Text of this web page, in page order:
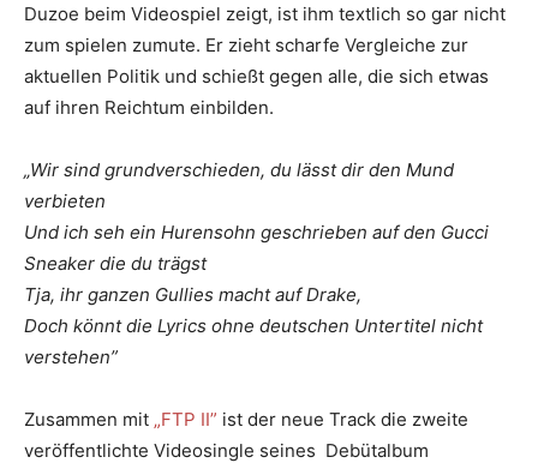
Duzoe beim Videospiel zeigt, ist ihm textlich so gar nicht
zum spielen zumute. Er zieht scharfe Vergleiche zur
aktuellen Politik und schießt gegen alle, die sich etwas
auf ihren Reichtum einbilden.
„Wir sind grundverschieden, du lässt dir den Mund
verbieten
Und ich seh ein Hurensohn geschrieben auf den Gucci
Sneaker die du trägst
Tja, ihr ganzen Gullies macht auf Drake,
Doch könnt die Lyrics ohne deutschen Untertitel nicht
verstehen”
Zusammen mit „FTP II” ist der neue Track die zweite
veröffentlichte Videosingle seines Debütalbum